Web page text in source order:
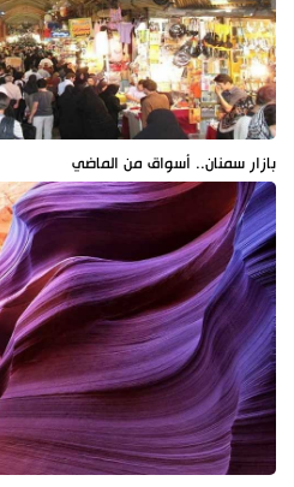
بازار سمنان.. أسواق من الماضي